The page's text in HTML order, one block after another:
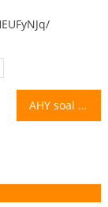
AHY soal Turun Harga Tiket Pesawat: 1-2 Minggu Kita Percepat Proses Menteri